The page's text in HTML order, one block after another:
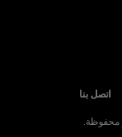
اتصل بنا